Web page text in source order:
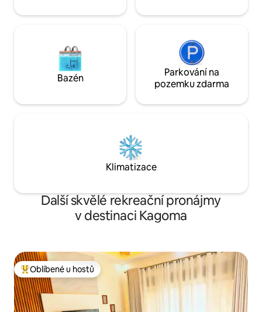
Bazén
Parkování na
pozemku zdarma
Klimatizace
Další skvělé rekreační pronájmy
v destinaci Kagoma
Nejlepší v kategorii Oblíbené u hostů
Oblíbené u hostů